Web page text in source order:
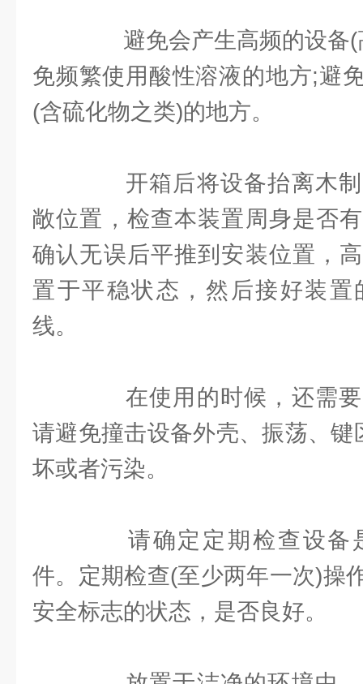
避免会产生高频的设备(
免频繁使用酸性溶液的地方;避
(含硫化物之类)的地方。
开箱后将设备抬离木制
敞位置，检查本装置周身是否
确认无误后平推到安装位置，
置于平稳状态，然后接好装
线。
在使用的时候，还需要
请避免撞击设备外壳、振荡、
坏或者污染。
请确定定期检查设备
件。定期检查(至少两年一次)操
安全标志的状态，是否良好。